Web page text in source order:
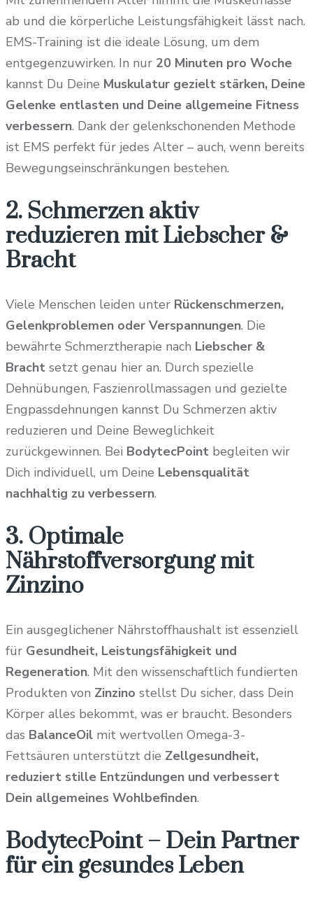
ab und die körperliche Leistungsfähigkeit lässt nach.
EMS-Training ist die ideale Lösung, um dem
entgegenzuwirken. In nur 20 Minuten pro Woche
kannst Du Deine Muskulatur gezielt stärken, Deine
Gelenke entlasten und Deine allgemeine Fitness
verbessern. Dank der gelenkschonenden Methode
ist EMS perfekt für jedes Alter – auch, wenn bereits
Bewegungseinschränkungen bestehen.
2. Schmerzen aktiv
reduzieren mit Liebscher &
Bracht
Viele Menschen leiden unter Rückenschmerzen,
Gelenkproblemen oder Verspannungen. Die
bewährte Schmerztherapie nach Liebscher &
Bracht setzt genau hier an. Durch spezielle
Dehnübungen, Faszienrollmassagen und gezielte
Engpassdehnungen kannst Du Schmerzen aktiv
reduzieren und Deine Beweglichkeit
zurückgewinnen. Bei BodytecPoint begleiten wir
Dich individuell, um Deine Lebensqualität
nachhaltig zu verbessern.
3. Optimale
Nährstoffversorgung mit
Zinzino
Ein ausgeglichener Nährstoffhaushalt ist essenziell
für Gesundheit, Leistungsfähigkeit und
Regeneration. Mit den wissenschaftlich fundierten
Produkten von Zinzino stellst Du sicher, dass Dein
Körper alles bekommt, was er braucht. Besonders
das BalanceOil mit wertvollen Omega-3-
Fettsäuren unterstützt die Zellgesundheit,
reduziert stille Entzündungen und verbessert
Dein allgemeines Wohlbefinden.
BodytecPoint – Dein Partner
für ein gesundes Leben